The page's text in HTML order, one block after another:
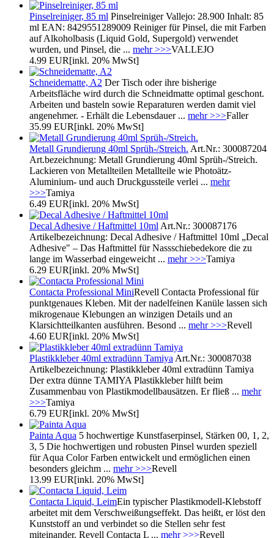
Pinselreiniger, 85 ml Pinselreiniger Vallejo: 28.900 Inhalt: 85
ml EAN: 8429551289009 Reiniger für Pinsel, die mit Farben
auf Alkoholbasis (Liquid Gold, Supergold) verwendet
wurden, und Pinsel, die ... mehr >>>VALLEJO
4.99 EUR[inkl. 20% MwSt]
Schneidematte, A2 Der Tisch oder ihre bisherige
Arbeitsfläche wird durch die Schneidmatte optimal geschont.
Arbeiten und basteln sowie Reparaturen werden damit viel
angenehmer. - Erhält die Lebensdauer ... mehr >>>Faller
35.99 EUR[inkl. 20% MwSt]
Metall Grundierung 40ml Sprüh-/Streich. Art.Nr.: 300087204
Art.bezeichnung: Metall Grundierung 40ml Sprüh-/Streich.
Lackieren von Metallteilen Metallteile wie Photoätz-
Aluminium- und auch Druckgussteile verlei ... mehr
>>>Tamiya
6.49 EUR[inkl. 20% MwSt]
Decal Adhesive / Haftmittel 10ml Art.Nr.: 300087176
Artikelbezeichnung: Decal Adhesive / Haftmittel 10ml „Decal
Adhesive" – Das Haftmittel für Nassschiebedekore die zu
lange im Wasserbad eingeweicht ... mehr >>>Tamiya
6.29 EUR[inkl. 20% MwSt]
Contacta Professional MiniRevell Contacta Professional für
punktgenaues Kleben. Mit der nadelfeinen Kanüle lassen sich
mikrogenaue Klebungen an winzigen Details und an
Klarsichtteilkanten ausführen. Besond ... mehr >>>Revell
4.60 EUR[inkl. 20% MwSt]
Plastikkleber 40ml extradünn Tamiya Art.Nr.: 300087038
Artikelbezeichnung: Plastikkleber 40ml extradünn Tamiya
Der extra dünne TAMIYA Plastikkleber hilft beim
Zusammenbau von Plastikmodellbausätzen. Er fließ ... mehr
>>>Tamiya
6.79 EUR[inkl. 20% MwSt]
Painta Aqua 5 hochwertige Kunstfaserpinsel, Stärken 00, 1, 2,
3, 5 Die hochwertigen und robusten Pinsel wurden speziell
für Aqua Color Farben entwickelt und ermöglichen einen
besonders gleichm ... mehr >>>Revell
13.99 EUR[inkl. 20% MwSt]
Contacta Liquid, LeimEin typischer Plastikmodell-Klebstoff
arbeitet mit dem Verschweißungseffekt. Das heißt, er löst den
Kunststoff an und verbindet so die Stellen sehr fest
miteinander. Revell Contacta L ... mehr >>>Revell